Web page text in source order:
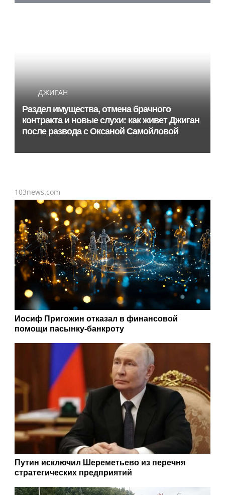
ДЖИГАН
Раздел имущества, отмена брачного
контракта и новые слухи: как живет Джиган
после развода с Оксаной Самойловой
103news.com
Иосиф Пригожин отказал в финансовой
помощи пасынку-банкроту
Путин исключил Шереметьево из перечня
стратегических предприятий